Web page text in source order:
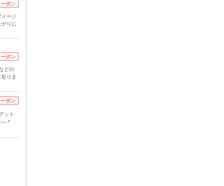
ポン
ージ
がりに
ポン
どの
りま
ポン
ット
―＊